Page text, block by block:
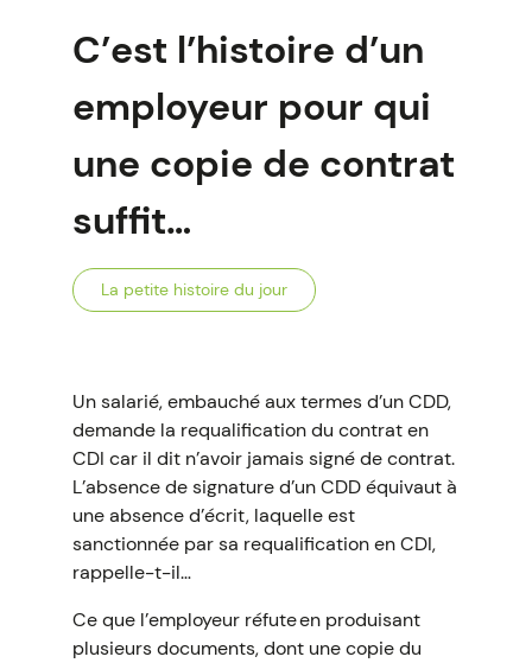
C’est l’histoire d’un
employeur pour qui
une copie de contrat
suffit…
La petite histoire du jour
Un salarié, embauché aux termes d’un CDD,
demande la requalification du contrat en
CDI car il dit n’avoir jamais signé de contrat.
L’absence de signature d’un CDD équivaut à
une absence d’écrit, laquelle est
sanctionnée par sa requalification en CDI,
rappelle-t-il…
Ce que l’employeur réfute en produisant
plusieurs documents, dont une copie du